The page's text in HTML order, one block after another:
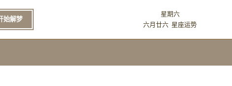
始解梦
星期六
六月廿六 星座运势